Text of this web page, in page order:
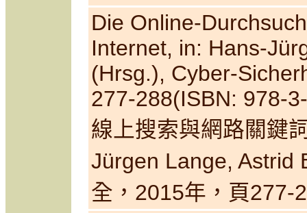
Die Online-
Internet, in: Hans-
(Hrsg.), Cyber-
277-288(ISBN: 978-
線上搜索與網路關鍵
Jürgen Lange, Astrid
全，2015年，頁277-